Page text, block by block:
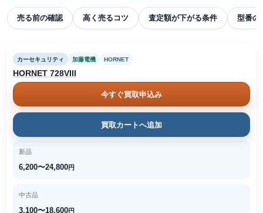
売る前の確認 高く売るコツ 査定額が下がる条件 型番の
カーセキュリティ 加藤電機 HORNET
HORNET 728VIII
今すぐ買取申込み
買取カートへ追加
新品
6,200〜24,800円
中古品
3,100〜18,600円